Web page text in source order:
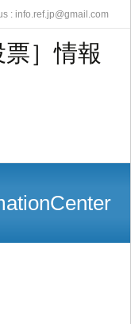
: info.ref.jp@gmail.com
票］情報